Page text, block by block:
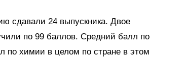
сдавали 24 выпускника. Двое
по 99 баллов. Средний балл по
по химии в целом по стране в этом